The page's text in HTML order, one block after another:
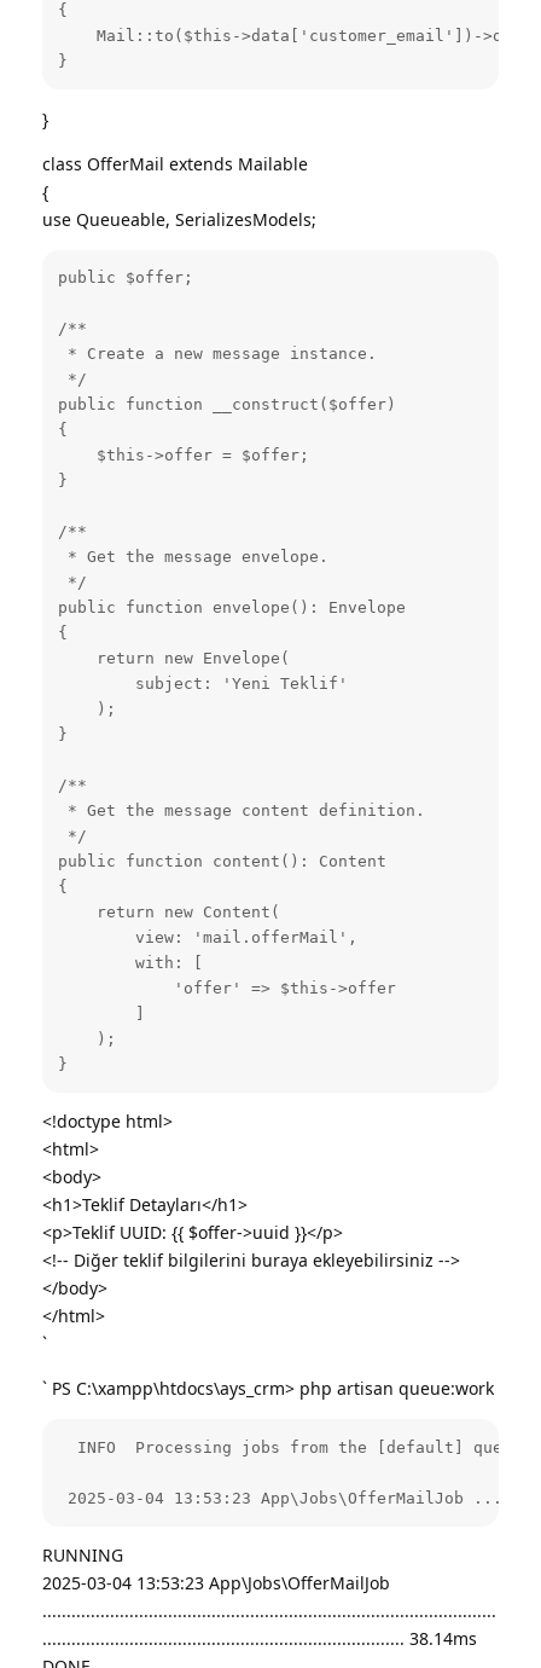
{
Mail::to($this->data['customer_email'])-
}
}
class OfferMail extends Mailable
{
use Queueable, SerializesModels;
public $offer;
/**
* Create a new message instance.
*/
public function __construct($offer)
{
    $this->offer = $offer;
}
/**
* Get the message envelope.
*/
public function envelope(): Envelope
{
    return new Envelope(
        subject: 'Yeni Teklif'
    );
}
/**
* Get the message content definition.
*/
public function content(): Content
{
    return new Content(
        view: 'mail.offerMail',
        with: [
            'offer' => $this->offer
    );
}
<!doctype html>
<html>
<body>
<h1>Teklif Detayları</h1>
<p>Teklif UUID: {{ $offer->uuid }}</p>
<!-- Diğer teklif bilgilerini buraya ekleyebilirsiniz -->
</body>
</html>
`
` PS C:\xampp\htdocs\ays_crm> php artisan queue:work
  INFO  Processing jobs from the [default] queue.
2025-03-04 13:53:23
RUNNING
2025-03-04 13:53:23 App\Jobs\OfferMailJob
..............................................................................................
........................................................................... 38.14ms